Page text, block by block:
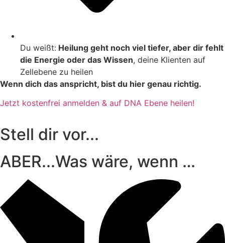
Du weißt: Heilung geht noch viel tiefer, aber dir fehlt
die Energie oder das Wissen, deine Klienten auf
Zellebene zu heilen
Wenn dich das anspricht, bist du hier genau richtig.
Jetzt kostenfrei anmelden & auf DNA Ebene heilen!
Stell dir vor...
ABER...Was wäre, wenn …